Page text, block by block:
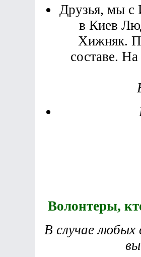
Друзья, мы с
в Киев
Хижняк.
составе.
Волонтеры,
В случае